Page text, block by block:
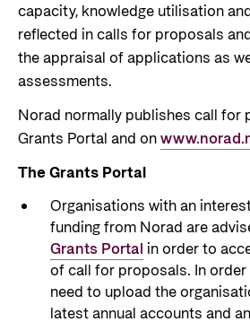
Norad - Partnerskap med
Nyttige lenker
Viktige dokumenter og
Partnerfordeling
Norad sine årsrapporter
Historie
Bibliotek
Panorama nyheter
Kontakt
Kontakt oss
Norads Varslingstjeneste
Organisasjonskart
capacity, knowledge utilisation
reflected in calls for proposals
the appraisal of applications as
assessments.
Norad normally publishes call for
Grants Portal and on
The Grants Portal
Organisations with an
funding from Norad are
Grants Portal in order to
of call for proposals. In
need to upload the
latest annual accounts and